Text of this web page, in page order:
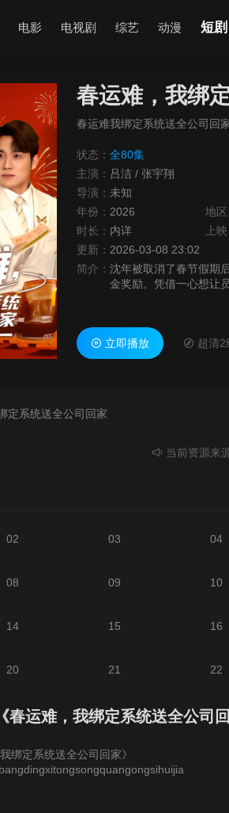
电影 电视剧 综艺 动漫 短剧
春运难，我绑
春运难我绑定系统送全公司回
状态： 全80集
主演： 吕洁 / 张宇翔
导演： 未知
年份： 2026 地
时长： 内详 上映
更新： 2026-03-08 23:02
简介： 沈年被取消了春节假期
金奖励。凭借一心想让
立即播放 超清2
定系统送全公司回家
当前资源来源超清2
02 03 04
08 09 10
14 15 16
20 21 22
26 27 28
32 33
春运难，我绑定系统送全公司
绑定系统送全公司回家》